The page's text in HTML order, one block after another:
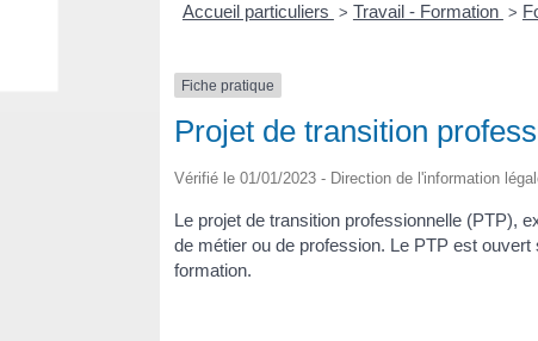
Accueil particuliers > Travail - Formation >
Fiche pratique
Projet de transition
Vérifié le 01/01/2023 - Direction de l'information
Le projet de transition professionnelle (PTP),
de métier ou de profession. Le PTP est
formation.